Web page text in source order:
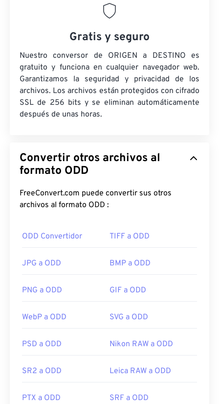
Gratis y seguro
Nuestro conversor de ORIGEN a DESTINO es
gratuito y funciona en cualquier navegador web.
Garantizamos la seguridad y privacidad de los
archivos. Los archivos están protegidos con cifrado
SSL de 256 bits y se eliminan automáticamente
después de unas horas.
Convertir otros archivos al
formato ODD
FreeConvert.com puede convertir sus otros
archivos al formato ODD :
ODD Convertidor TIFF a ODD
JPG a ODD BMP a ODD
PNG a ODD GIF a ODD
WebP a ODD SVG a ODD
PSD a ODD Nikon RAW a ODD
SR2 a ODD Leica RAW a ODD
PTX a ODD SRF a ODD